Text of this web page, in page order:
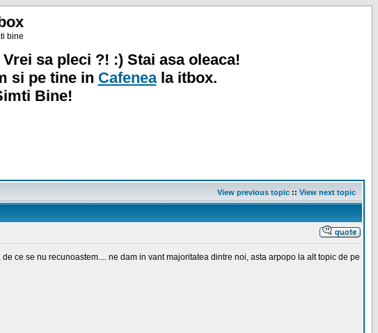
bine
sa pleci ?! :) Stai asa oleaca!
si pe tine in Cafeneala itbox.
Bine!
View previous topic :: View next topic
de ce se nu recunoastem.... ne dam in vant majoritatea dintre noi, asta arpopo la alt topic de pe